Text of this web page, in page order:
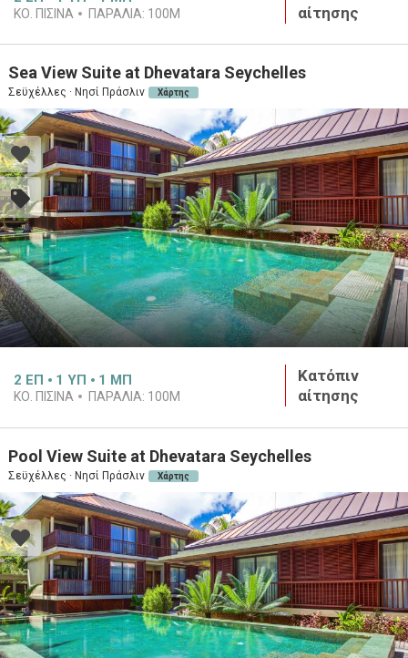
ΚΟ. ΠΙΣΙΝΑ ΠΑΡΑΛΙΑ: 100M
αίτησης
Sea View Suite at Dhevatara Seychelles
Σεϋχέλλες · Νησί Πράσλιν Χάρτης
2 ΕΠ 1 ΥΠ 1 ΜΠ
ΚΟ. ΠΙΣΙΝΑ ΠΑΡΑΛΙΑ: 100M
Κατόπιν
αίτησης
Pool View Suite at Dhevatara Seychelles
Σεϋχέλλες · Νησί Πράσλιν Χάρτης